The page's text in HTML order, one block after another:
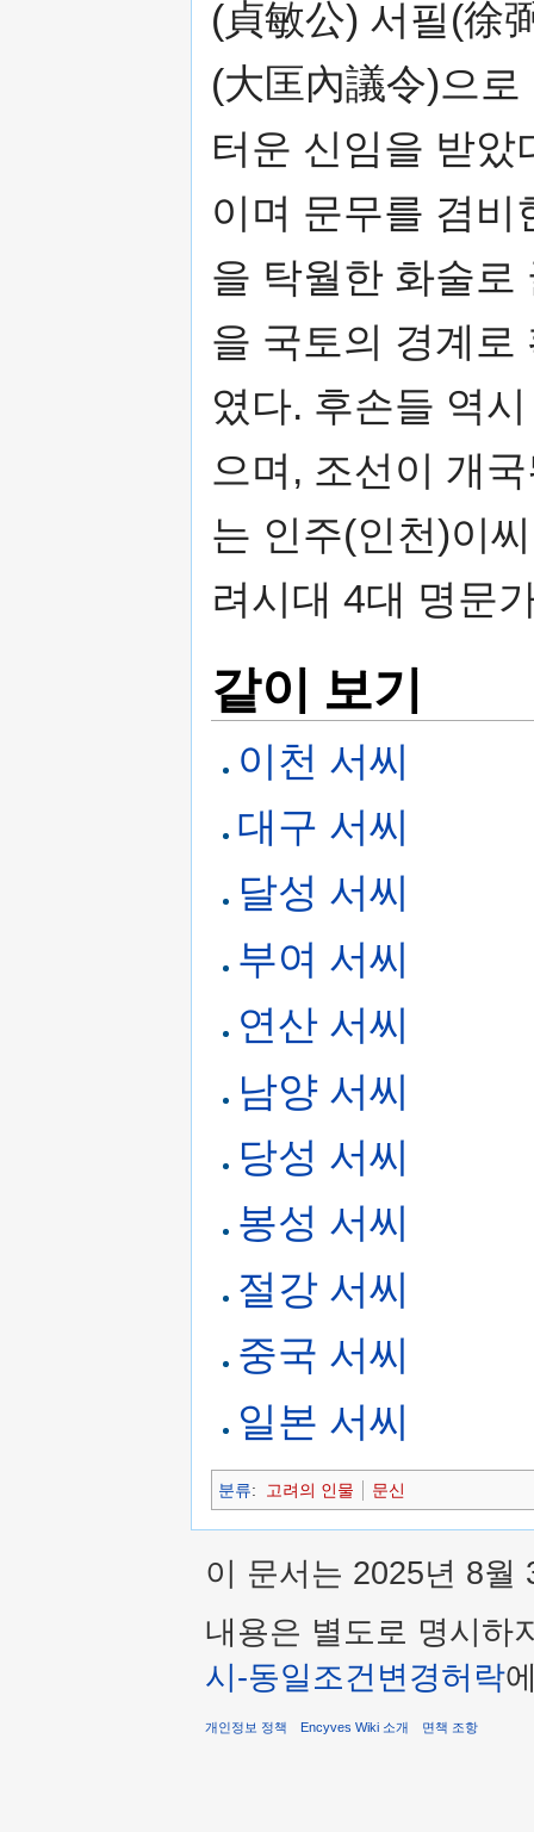
(貞敏公) 서필(徐
(大匡內議令)으
터운 신임을 받았
이며 문무를 겸비
을 탁월한 화술로
을 국토의 경계로
였다. 후손들 역
으며, 조선이 개
는 인주(인천)이
려시대 4대 명문
같이 보기
이천 서씨
대구 서씨
달성 서씨
부여 서씨
연산 서씨
남양 서씨
당성 서씨
봉성 서씨
절강 서씨
중국 서씨
일본 서씨
분류: 고려의 인물 문신
이 문서는 2025년 8월
내용은 별도로 명시하
시-동일조건변경허락
개인정보 정책 Encyves Wiki 소개 면책 조항